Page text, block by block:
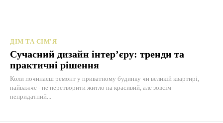
ДІМ ТА СІМ'Я
Сучасний дизайн інтер’єру: тренди та
практичні рішення
Коли починаєш ремонт у приватному будинку чи великій квартирі,
найважче - не перетворити житло на красивий, але зовсім
непридатний...